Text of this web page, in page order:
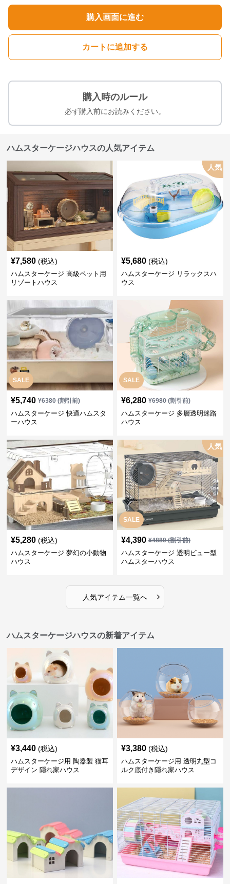
購入画面に進む
カートに追加する
購入時のルール
必ず購入前にお読みください。
ハムスターケージハウスの人気アイテム
¥7,580 (税込)
ハムスターケージ 高級ペット用
リゾートハウス
人気
¥5,680 (税込)
ハムスターケージ リラックスハ
ウス
SALE
¥5,740 ¥6380(割引前)
ハムスターケージ 快適ハムスタ
ーハウス
SALE
¥6,280 ¥6980(割引前)
ハムスターケージ 多層透明迷路
ハウス
¥5,280 (税込)
ハムスターケージ 夢幻の小動物
ハウス
SALE
人気
¥4,390 ¥4880(割引前)
ハムスターケージ 透明ビュー型
ハムスターハウス
人気アイテム一覧へ ›
ハムスターケージハウスの新着アイテム
¥3,440 (税込)
ハムスターケージ用 陶器製 猫耳
デザイン 隠れ家ハウス
¥3,380 (税込)
ハムスターケージ用 透明丸型コ
ルク底付き隠れ家ハウス